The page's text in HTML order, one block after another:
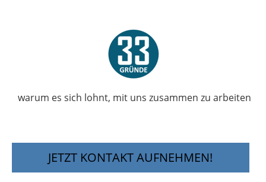
warum es sich lohnt, mit uns zusammen zu arbeiten
JETZT KONTAKT AUFNEHMEN!